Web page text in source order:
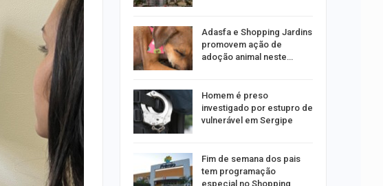
Terror e documentário
estão entre as estreias da
semana nos cinemas
CCTECA promove palestra
sobre inteligência artificial
FASC 2026: prefeitura
anuncia datas e convoca
artistas sergipanos
Adasfa e Shopping Jardins
promovem ação de
adoção animal neste…
Homem é preso
investigado por estupro de
vulnerável em Sergipe
Fim de semana dos pais
tem programação
especial no Shopping